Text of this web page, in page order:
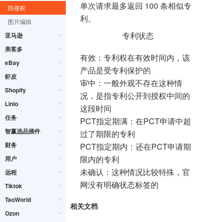
防侵权
图片编辑
亚马逊
美客多
eBay
虾皮
Shopify
Linio
任务
智赢选品插件
财务
用户
远程
Tiktok
TaoWorld
Ozon
单次请求最多返回 100 条相似专
利。
专利状态
有效：专利权在有效时间内，该
产品是受专利保护的
审中：一般外观不存在这种情
况，是指专利公开到授权中间的
这段时间
PCT指定期满：在PCT申请中超
过了期限的专利
PCT指定期内：还在PCT申请期
限内的专利
未确认：这种情况比较特殊，官
网没有明确状态标签的
相关文档